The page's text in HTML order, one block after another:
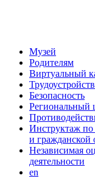
Музей
Родителям
Виртуальный
Безопасность
Региональный
Инструктаж по
и гражданской
Независимая
деятельности
en